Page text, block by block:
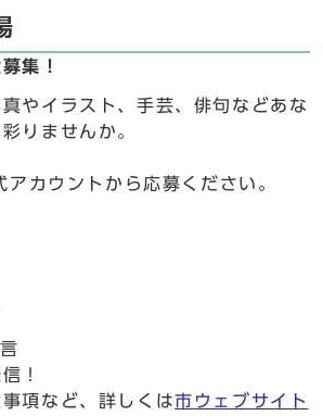
集！
やイラスト、手芸、俳句などあな
りませんか。
カウントから応募ください。
！
項など、詳しくは市ウェブサイト